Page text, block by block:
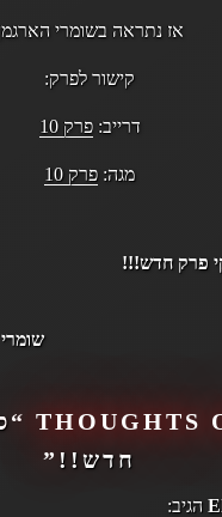
אז נתראה בשומרי
קישור לפרק:
דרייב:פרק 10
מגה: פרק 10
פרק חדש!!!
שומרי
חדש!! ”
הגיב: